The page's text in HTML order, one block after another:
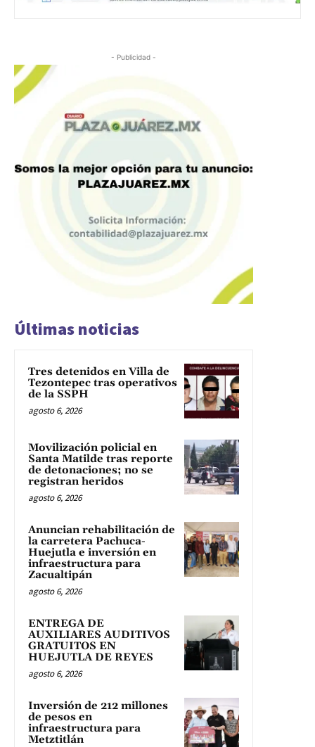
- Publicidad -
Últimas noticias
Tres detenidos en Villa de
Tezontepec tras operativos
de la SSPH
agosto 6, 2026
Movilización policial en
Santa Matilde tras reporte
de detonaciones; no se
registran heridos
agosto 6, 2026
Anuncian rehabilitación de
la carretera Pachuca-
Huejutla e inversión en
infraestructura para
Zacualtipán
agosto 6, 2026
ENTREGA DE
AUXILIARES AUDITIVOS
GRATUITOS EN
HUEJUTLA DE REYES
agosto 6, 2026
Inversión de 212 millones
de pesos en
infraestructura para
Metztitlán